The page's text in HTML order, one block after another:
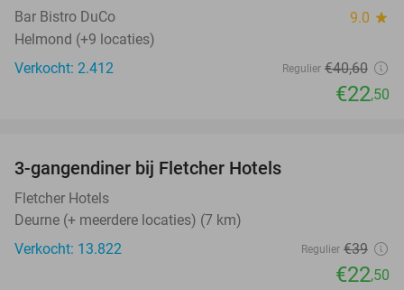
Bar Bistro DuCo 9.0 star
Helmond (+9 locaties)
Verkocht: 2.412
Regulier €40,60
€22,50
3-gangendiner bij Fletcher Hotels
Fletcher Hotels
Deurne (+ meerdere locaties) (7 km)
Verkocht: 13.822
Regulier €39
€22,50